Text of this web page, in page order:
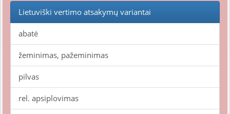
Lietuviški vertimo atsakymų variantai
abatė
žeminimas, pažeminimas
pilvas
rel. apsiplovimas